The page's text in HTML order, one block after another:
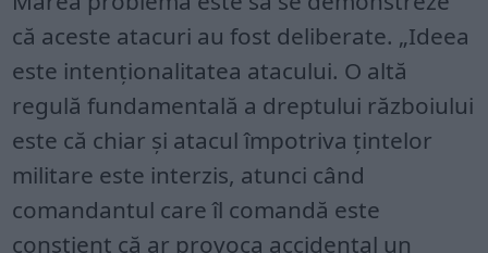
că aceste atacuri au fost deliberate. „Ideea
este intenționalitatea atacului. O altă
regulă fundamentală a dreptului războiului
este că chiar și atacul împotriva țintelor
militare este interzis, atunci când
comandantul care îl comandă este
conștient că ar provoca accidental un